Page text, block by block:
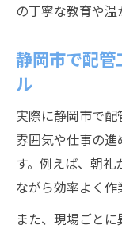
の丁寧な教育や温
静岡市で配
ル
実際に静岡市で
雰囲気や仕事の
す。例えば、朝
ながら効率よく作
また、現場ごと